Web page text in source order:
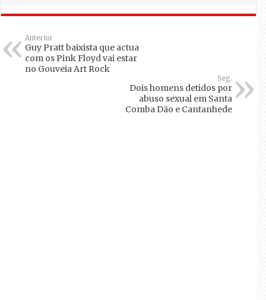
Anterior
Guy Pratt baixista que actua
com os Pink Floyd vai estar
no Gouveia Art Rock
Seg.
Dois homens detidos por
abuso sexual em Santa
Comba Dão e Cantanhede